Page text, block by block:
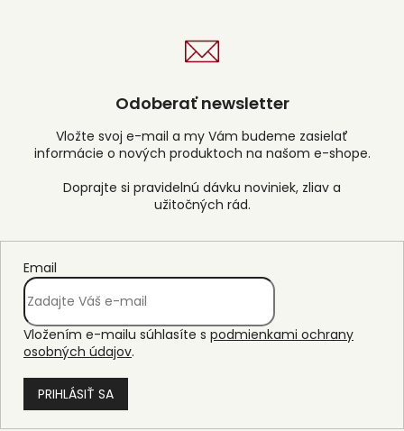
Odoberať newsletter
Vložte svoj e-mail a my Vám budeme zasielať
informácie o nových produktoch na našom e-shope.
Email
Vložením e-mailu súhlasíte s podmienkami ochrany
osobných údajov.
PRIHLÁSIŤ SA